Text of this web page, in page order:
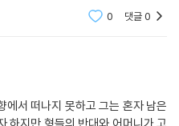
하며 집안을 살뜰하게 일구어 나간
0 댓글0
에서 떠나지 못하고 그는 혼자 남은